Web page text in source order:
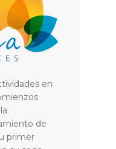
en
de
primer